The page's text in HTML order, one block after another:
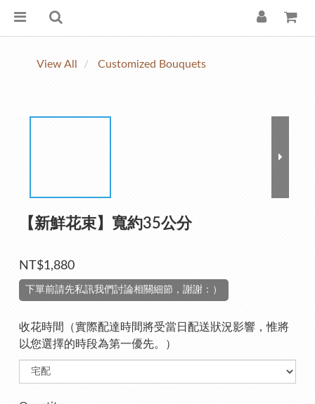
View All Customized Bouquets
【新鮮花束】寬約35公分
NT$1,880
下單前請先私訊我們討論相關細節，謝謝：）
收花時間（實際配達時間將受當日配送狀況影響，惟將
以您選擇的時段為第一優先。）